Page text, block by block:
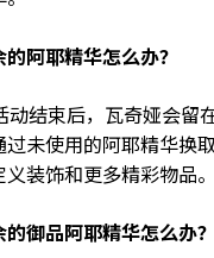
阿耶精华怎么办？
动结束后，瓦奇娅会留
过未使用的阿耶精华换取
装饰和更多精彩物品。
御品阿耶精华怎么办？